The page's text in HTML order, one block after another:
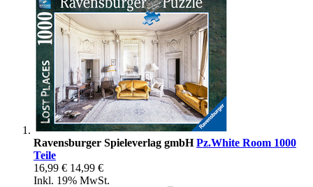
Ravensburger Spieleverlag gmbHPz.White Room 1000
Teile
16,99 € 14,99 €
Inkl. 19% MwSt.